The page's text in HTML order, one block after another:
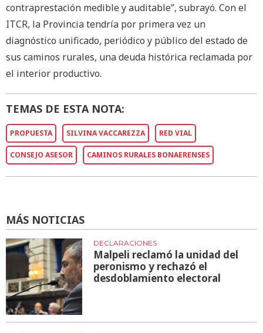
contraprestación medible y auditable”, subrayó. Con el
ITCR, la Provincia tendría por primera vez un
diagnóstico unificado, periódico y público del estado de
sus caminos rurales, una deuda histórica reclamada por
el interior productivo.
TEMAS DE ESTA NOTA:
PROPUESTA SILVINA VACCAREZZA RED VIAL
CONSEJO ASESOR CAMINOS RURALES BONAERENSES
MÁS NOTICIAS
DECLARACIONES
Malpeli reclamó la unidad del
peronismo y rechazó el
desdoblamiento electoral